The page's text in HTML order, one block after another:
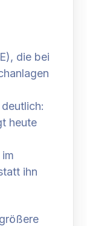
die bei
heute
ihn